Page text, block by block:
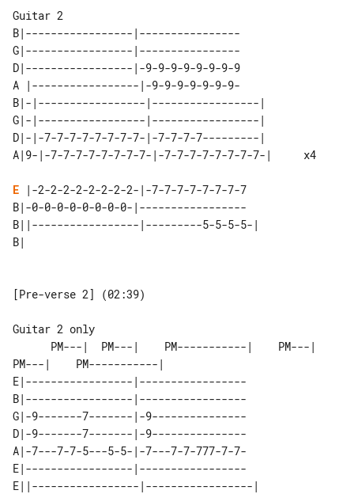
B|-----------------|----------------
G|-----------------|----------------
D|-----------------|-9-9-9-9-9-9-9-9
A |-----------------|-9-9-9-9-9-9-9-
B|-|-----------------|-----------------|
G|-|-----------------|-----------------|
D|-|-7-7-7-7-7-7-7-7-|-7-7-7-7---------|
E |-2-2-2-2-2-2-2-2-|-7-7-7-7-7-7-7-7
B|-0-0-0-0-0-0-0-0-|-----------------
B||-----------------|---------5-5-5-5-|
[Pre-verse 2] (02:39)
PM---|    PM-----------|
E|-----------------|-----------------
B|-----------------|-----------------
G|-9-------7-------|-9---------------
D|-9-------7-------|-9---------------
A|-7---7-7-5---5-5-|-7---7-7-777-7-7-
E|-----------------|-----------------
E||-----------------|-----------------|